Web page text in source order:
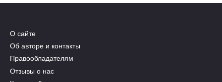
О сайте
Об авторе и контакты
Правообладателям
Отзывы о нас